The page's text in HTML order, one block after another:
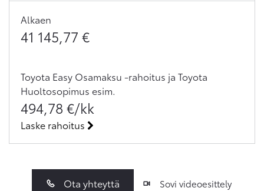
Alkaen
41 145,77 €
Toyota Easy Osamaksu -rahoitus ja Toyota
Huoltosopimus esim.
494,78 €/kk
Laske rahoitus
Ota yhteyttä Sovi videoesittely